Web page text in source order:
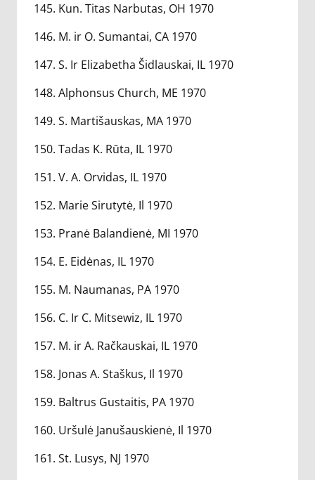
145. Kun. Titas Narbutas, OH 1970
146. M. ir O. Sumantai, CA 1970
147. S. Ir Elizabetha Šidlauskai, IL 1970
148. Alphonsus Church, ME 1970
149. S. Martišauskas, MA 1970
150. Tadas K. Rūta, IL 1970
151. V. A. Orvidas, IL 1970
152. Marie Sirutytė, Il 1970
153. Pranė Balandienė, MI 1970
154. E. Eidėnas, IL 1970
155. M. Naumanas, PA 1970
156. C. Ir C. Mitsewiz, IL 1970
157. M. ir A. Račkauskai, IL 1970
158. Jonas A. Staškus, Il 1970
159. Baltrus Gustaitis, PA 1970
160. Uršulė Janušauskienė, Il 1970
161. St. Lusys, NJ 1970